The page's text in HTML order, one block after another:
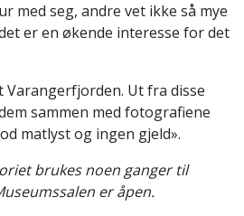
med seg, andre vet ikke så mye
er en økende interesse for det
Ut fra disse
sammen med fotografiene
matlyst og ingen gjeld».
brukes noen ganger til
er åpen.